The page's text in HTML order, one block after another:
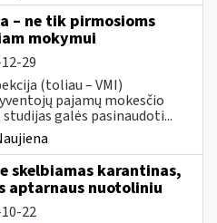
– ne tik pirmosioms
mokymui
29
(toliau – VMI)
pajamų mokesčio
galės pasinaudoti...
skelbiamas karantinas,
aptarnaus nuotoliniu
22